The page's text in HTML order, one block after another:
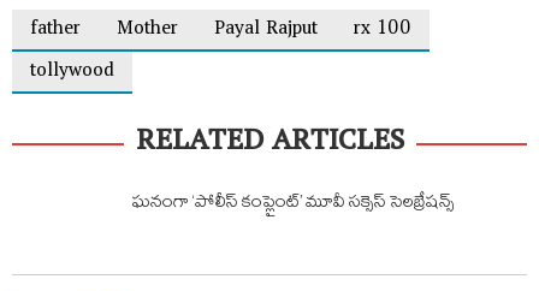
father
Mother Payal Rajput
rx 100
tollywood
RELATED ARTICLES
ఘనంగా ‘పోలీస్ కంప్లైంట్’ మూవీ సక్సెస్ సెలబ్రేషన్స్